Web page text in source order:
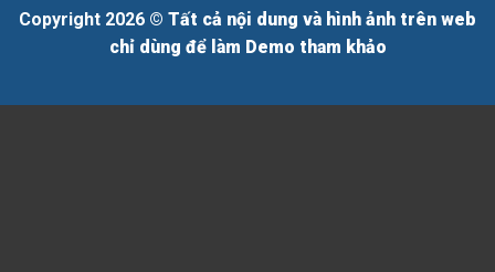
Copyright 2026 © Tất cả nội dung và hình ảnh trên web
chỉ dùng để làm Demo tham khảo